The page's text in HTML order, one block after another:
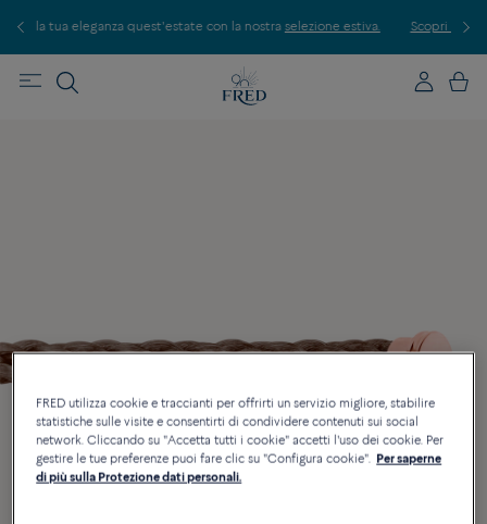
Scopri le nostre creazioni in boutique. Prenota un appuntamento.
FRED utilizza cookie e traccianti per offrirti un servizio migliore, stabilire
statistiche sulle visite e consentirti di condividere contenuti sui social
network. Cliccando su "Accetta tutti i cookie" accetti l'uso dei cookie. Per
gestire le tue preferenze puoi fare clic su "Configura cookie". Per saperne
di più sulla Protezione dati personali.